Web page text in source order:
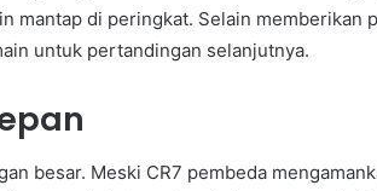
mantap di peringkat. Selain memberikan
untuk pertandingan selanjutnya.
besar. Meski CR7 pembeda